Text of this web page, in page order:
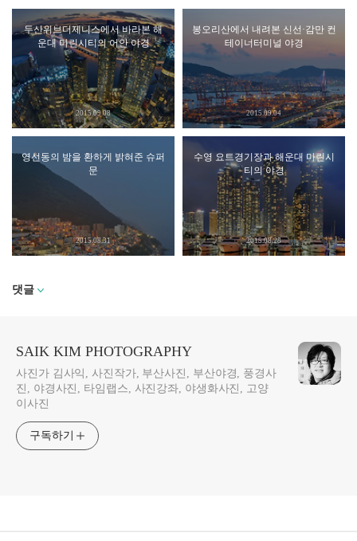
두산위브더제니스에서 바라본 해
운대 마린시티의 어안 야경
2015.09.08
봉오리산에서 내려본 신선·감만 컨
테이너터미널 야경
2015.09.04
영선동의 밤을 환하게 밝혀준 슈퍼
문
2015.08.31
수영 요트경기장과 해운대 마린시
티의 야경
2015.08.28
댓글
SAIK KIM PHOTOGRAPHY
사진가 김사익, 사진작가, 부산사진, 부산야경, 풍경사
진, 야경사진, 타임랩스, 사진강좌, 야생화사진, 고양
이사진
구독하기